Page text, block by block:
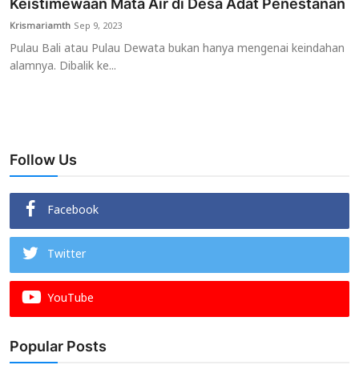
Keistimewaan Mata Air di Desa Adat Penestanan
Krismariamth Sep 9, 2023
Pulau Bali atau Pulau Dewata bukan hanya mengenai keindahan
alamnya. Dibalik ke...
Follow Us
Facebook
Twitter
YouTube
Popular Posts